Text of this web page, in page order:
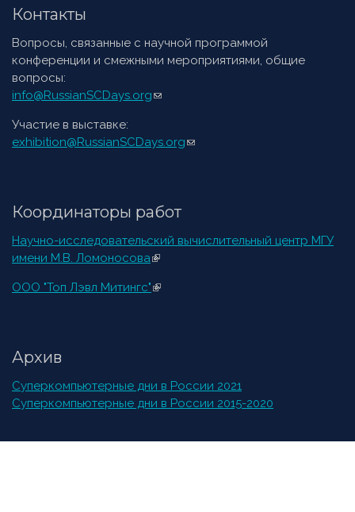
Контакты
Вопросы, связанные с научной программой
конференции и смежными мероприятиями, общие
вопросы:
info@RussianSCDays.org(ссылка для отправки email)
Участие в выставке:
exhibition@RussianSCDays.org(ссылка для отправки email)
Координаторы работ
Научно-исследовательский вычислительный центр МГУ
имени М.В. Ломоносова(внешняя ссылка)
ООО "Топ Лэвл Митингс"(внешняя ссылка)
Архив
Суперкомпьютерные дни в России 2021
Суперкомпьютерные дни в России 2015-2020